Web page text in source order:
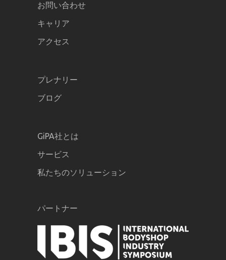
お問い合わせ
キャリア
アクセス
プレナリー
ブログ
GiPA社とは
サービス
私たちのソリューション
パートナー